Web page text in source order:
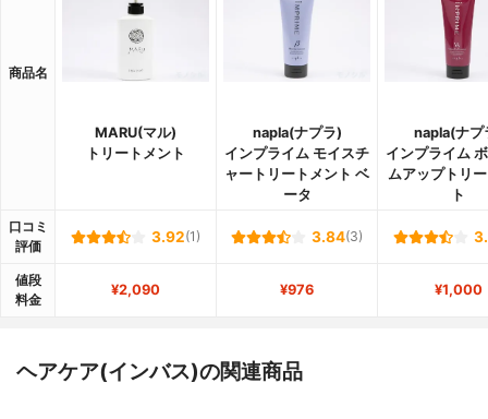
商品名
MARU(マル)
トリートメント
napla(ナプラ)
インプライム モイスチ
ャートリートメント ベ
ータ
napla(ナプ
インプライム
ムアップトリ
ト
口コミ
評価
3.92(1) 3.84(3)
値段
料金
¥2,090 ¥976 ¥1,000
ヘアケア(インバス)の関連商品